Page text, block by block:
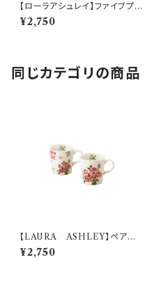
【ローラアシュレイ】ファイブプレ
ートセット【LA110】LA110-57
¥2,750
同じカテゴリの商品
【LAURA ASHLEY】ペアマ
グセット【LA40】LA40-13
¥2,750